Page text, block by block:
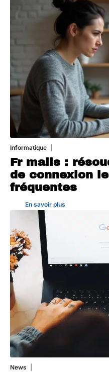
Informatique
Fr mails :
de connexion
fréquentes
En savoir plus
News